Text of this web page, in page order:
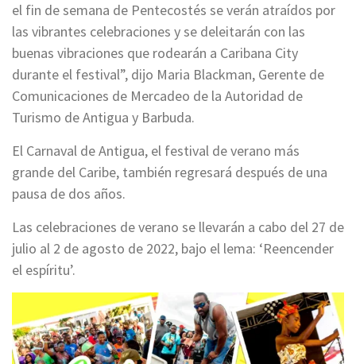
el fin de semana de Pentecostés se verán atraídos por
las vibrantes celebraciones y se deleitarán con las
buenas vibraciones que rodearán a Caribana City
durante el festival”, dijo Maria Blackman, Gerente de
Comunicaciones de Mercadeo de la Autoridad de
Turismo de Antigua y Barbuda.
El Carnaval de Antigua, el festival de verano más
grande del Caribe, también regresará después de una
pausa de dos años.
Las celebraciones de verano se llevarán a cabo del 27 de
julio al 2 de agosto de 2022, bajo el lema: ‘Reencender
el espíritu’.